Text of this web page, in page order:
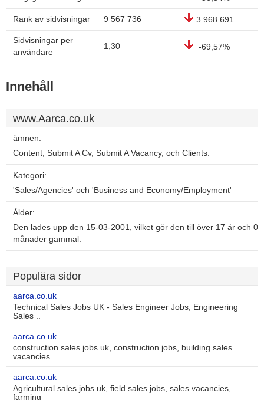
Rank av sidvisningar 9 567 736 3 968 691
Sidvisningar per
användare
1,30 -69,57%
Innehåll
www.Aarca.co.uk
ämnen:
Content, Submit A Cv, Submit A Vacancy, och Clients.
Kategori:
'Sales/Agencies' och 'Business and Economy/Employment'
Ålder:
Den lades upp den 15-03-2001, vilket gör den till över 17 år och 0
månader gammal.
Populära sidor
aarca.co.uk
Technical Sales Jobs UK - Sales Engineer Jobs, Engineering
Sales ..
aarca.co.uk
construction sales jobs uk, construction jobs, building sales
vacancies ..
aarca.co.uk
Agricultural sales jobs uk, field sales jobs, sales vacancies,
farming